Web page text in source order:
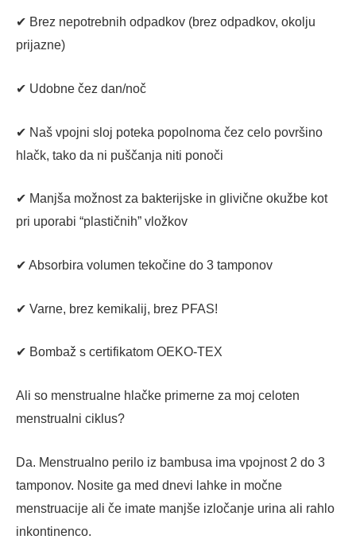
✔ Brez nepotrebnih odpadkov (brez odpadkov, okolju
prijazne)
✔ Udobne čez dan/noč
✔ Naš vpojni sloj poteka popolnoma čez celo površino
hlačk, tako da ni puščanja niti ponoči
✔ Manjša možnost za bakterijske in glivične okužbe kot
pri uporabi “plastičnih” vložkov
✔ Absorbira volumen tekočine do 3 tamponov
✔ Varne, brez kemikalij, brez PFAS!
✔ Bombaž s certifikatom OEKO-TEX
Ali so menstrualne hlačke primerne za moj celoten
menstrualni ciklus?
Da. Menstrualno perilo iz bambusa ima vpojnost 2 do 3
tamponov. Nosite ga med dnevi lahke in močne
menstruacije ali če imate manjše izločanje urina ali rahlo
inkontinenco.